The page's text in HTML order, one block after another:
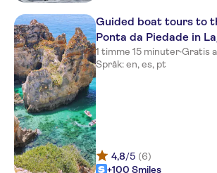
Sollagos Apartamentos
Turisticos
Casa Rosa Montes
Hotel Mira Sagres
Marina Club Apartments II
Boutique Hotel Marina S. Roque
Luz Ocean Club
Guided boat tours to
Ponta da Piedade in
1 timme 15 minuter·Gratis
Språk: en, es, pt
4,8/5 (6)
+100 Smiles